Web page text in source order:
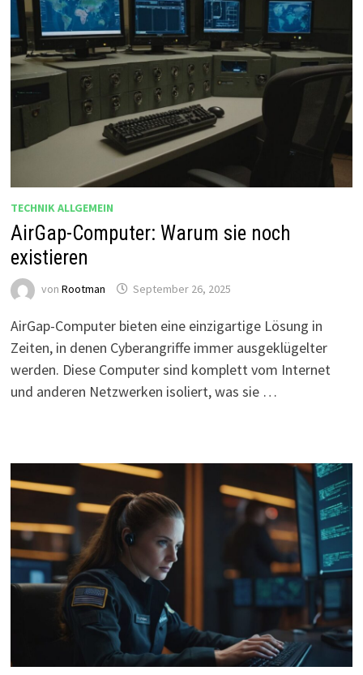
TECHNIK ALLGEMEIN
AirGap-Computer: Warum sie noch
existieren
von Rootman September 26, 2025
AirGap-Computer bieten eine einzigartige Lösung in
Zeiten, in denen Cyberangriffe immer ausgeklügelter
werden. Diese Computer sind komplett vom Internet
und anderen Netzwerken isoliert, was sie …